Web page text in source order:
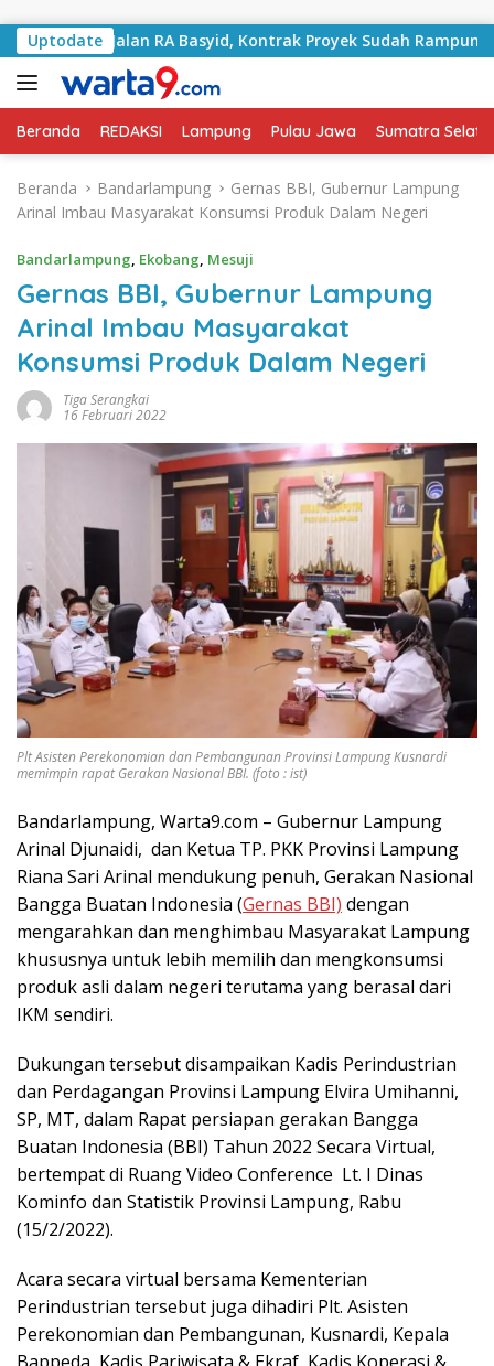
Uptodate
Jalan RA Basyid, Kontrak Proyek Sudah Rampung
Beranda REDAKSI Lampung Pulau Jawa Sumatra
Beranda Bandarlampung
Gernas BBI, Gubernur Lampung
Arinal Imbau Masyarakat Konsumsi Produk Dalam Negeri
Bandarlampung, Ekobang, Mesuji
Gernas BBI, Gubernur Lampung
Arinal Imbau Masyarakat
Konsumsi Produk Dalam Negeri
Tiga Serangkai
16 Februari 2022
Plt Asisten Perekonomian dan Pembangunan Provinsi Lampung Kusnardi
memimpin rapat Gerakan Nasional BBI. (foto : ist)
Bandarlampung, Warta9.com – Gubernur Lampung
Arinal Djunaidi, dan Ketua TP. PKK Provinsi Lampung
Riana Sari Arinal mendukung penuh, Gerakan Nasional
Bangga Buatan Indonesia (Gernas BBI) dengan
mengarahkan dan menghimbau Masyarakat Lampung
khususnya untuk lebih memilih dan mengkonsumsi
produk asli dalam negeri terutama yang berasal dari
IKM sendiri.
Dukungan tersebut disampaikan Kadis Perindustrian
dan Perdagangan Provinsi Lampung Elvira Umihanni,
SP, MT, dalam Rapat persiapan gerakan Bangga
Buatan Indonesia (BBI) Tahun 2022 Secara Virtual,
bertempat di Ruang Video Conference Lt. I Dinas
Kominfo dan Statistik Provinsi Lampung, Rabu
(15/2/2022).
Acara secara virtual bersama Kementerian
Perindustrian tersebut juga dihadiri Plt. Asisten
Perekonomian dan Pembangunan, Kusnardi, Kepala